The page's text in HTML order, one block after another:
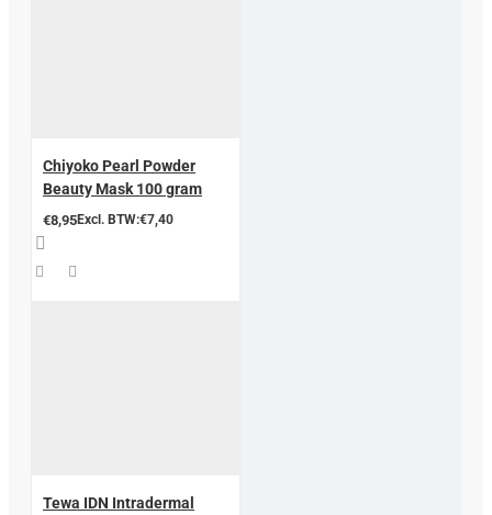
Chiyoko Pearl Powder
Beauty Mask 100 gram
€8,95Excl. BTW:€7,40
Tewa IDN Intradermal